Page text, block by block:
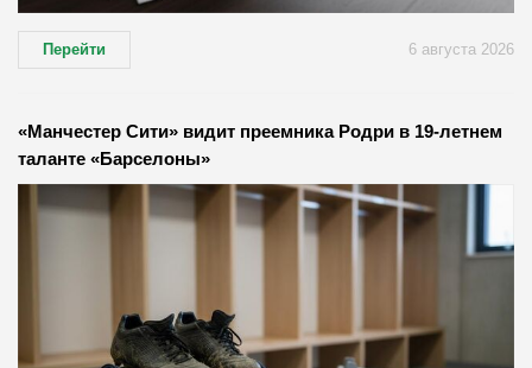
Перейти 6 августа 2026
«Манчестер Сити» видит преемника Родри в 19-летнем
таланте «Барселоны»